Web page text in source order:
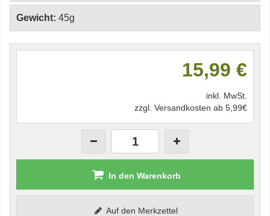
Gewicht: 45g
15,99 €
inkl. MwSt.
zzgl. Versandkosten ab 5,99€
In den Warenkorb
Auf den Merkzettel